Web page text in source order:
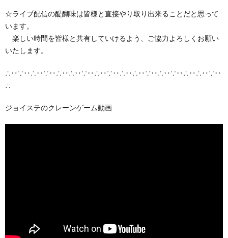
☆ライブ配信の醍醐味は皆様と直接やり取り出来ることだと思って
います。
楽しい時間を皆様と共有していけるよう、ご協力よろしくお願い
いたします。
∴‥∵‥∴‥∵‥∴‥∴‥∵‥∴‥∵‥∴‥∴‥∵‥∴‥∵‥∴‥∴‥∵‥
∴
ジョイステのクレーンゲーム動画